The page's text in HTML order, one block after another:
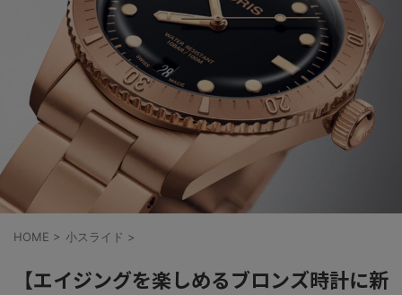
HOME > 小スライド >
【エイジングを楽しめるブロンズ時計に新